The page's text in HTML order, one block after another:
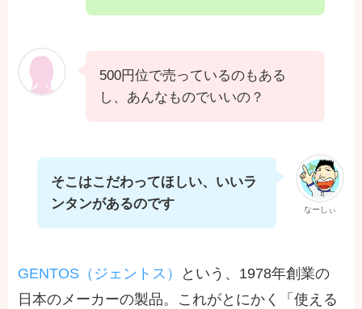
500円位で売っているのもある
し、あんなものでいいの？
なーしぃ
そこはこだわってほしい、いいラ
ンタンがあるのです
GENTOS（ジェントス）
という、1978年創業の
日本のメーカーの製品。これがとにかく「使える